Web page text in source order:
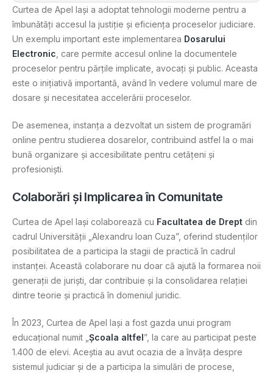
Curtea de Apel Iași a adoptat tehnologii moderne pentru a
îmbunătăți accesul la justiție și eficiența proceselor judiciare.
Un exemplu important este implementarea Dosarului
Electronic , care permite accesul online la documentele
proceselor pentru părțile implicate, avocați și public. Aceasta
este o inițiativă importantă, având în vedere volumul mare de
dosare și necesitatea accelerării proceselor.
De asemenea, instanța a dezvoltat un sistem de programări
online pentru studierea dosarelor, contribuind astfel la o mai
bună organizare și accesibilitate pentru cetățeni și
profesioniști​.
Colaborări și Implicarea în Comunitate
Curtea de Apel Iași colaborează cu Facultatea de Drept din
cadrul Universității „Alexandru Ioan Cuza”, oferind studenților
posibilitatea de a participa la stagii de practică în cadrul
instanței. Această colaborare nu doar că ajută la formarea noii
generații de juriști, dar contribuie și la consolidarea relației
dintre teorie și practică în domeniul juridic.
În 2023, Curtea de Apel Iași a fost gazda unui program
educațional numit „ Școala altfel”, la care au participat peste
1.400 de elevi. Aceștia au avut ocazia de a învăța despre
sistemul judiciar și de a participa la simulări de procese,